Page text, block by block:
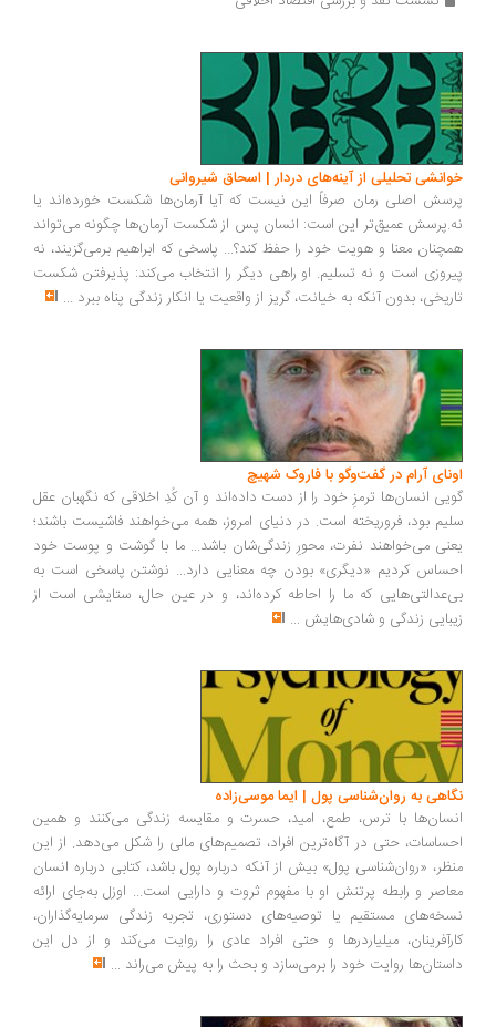
تحلیلی از آینه‌های دردار | اسحاق شیروانی
اصلی رمان صرفاً این نیست که آیا آرمان‌ها شکست خورده‌اند یا
عمیق‌تر این است: انسان پس از شکست آرمان‌ها چگونه می‌تواند
معنا و هویت خود را حفظ کند؟... پاسخی که ابراهیم برمی‌گزیند، نه
است و نه تسلیم. او راهی دیگر را انتخاب می‌کند: پذیرفتن شکست
بدون آنکه به خیانت، گریز از واقعیت یا انکار زندگی پناه ببرد...
آرام در گفت‌وگو با فاروک شهیچ‭
انسان‌ها ترمزِ خود را از دست داده‌اند و آن کُدِ اخلاقی که نگهبان عقل
بود، فروریخته است. در دنیای امروز، همه می‌خواهند فاشیست باشند؛
می‌خواهند نفرت، محورِ زندگی‌شان باشد... ما با گوشت و پوست خود
کردیم «دیگری» بودن چه معنایی دارد... نوشتن پاسخی است به
که ما را احاطه کرده‌اند، و در عین حال، ستایشی است از
زندگی و شادی‌هایش...
به روان‌شناسی پول | ایما موسی‌زاده
با ترس، طمع، امید، حسرت و مقایسه زندگی می‌کنند و همین
حتی در آگاه‌ترین افراد، تصمیم‌های مالی را شکل می‌دهد. از این
«روان‌شناسی پول» بیش از آنکه درباره پول باشد، کتابی درباره انسان
و رابطه پرتنش او با مفهوم ثروت و دارایی است... اوزل به‌جای ارائه
مستقیم یا توصیه‌های دستوری، تجربه زندگی سرمایه‌گذاران،
میلیاردرها و حتی افراد عادی را روایت می‌کند و از دل این
روایت خود را برمی‌سازد و بحث را به پیش می‌راند ...